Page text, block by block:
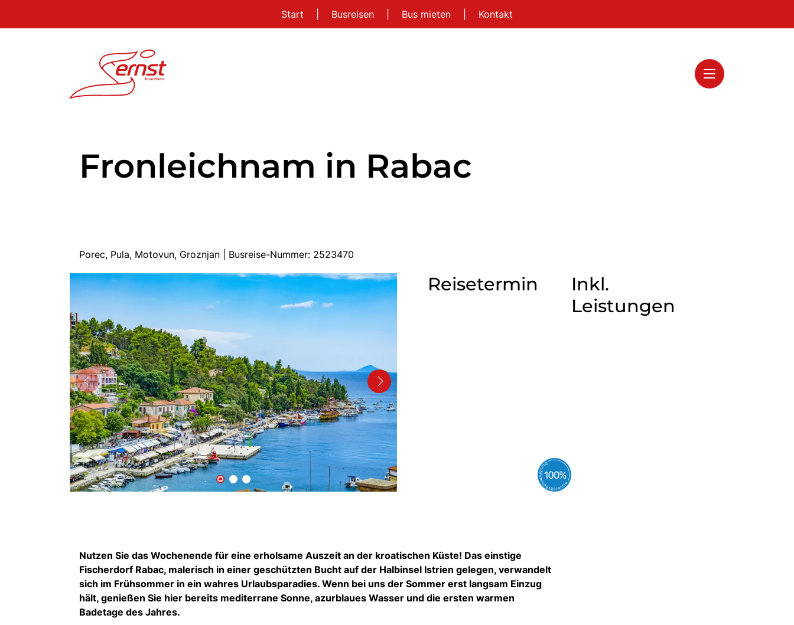
Start Busreisen Bus mieten Kontakt
Fronleichnam in Rabac
Porec, Pula, Motovun, Groznjan | Busreise-Nummer: 2523470
Reisetermin
Inkl.
Leistungen
Nutzen Sie das Wochenende für eine erholsame Auszeit an der kroatischen Küste! Das einstige
Fischerdorf Rabac, malerisch in einer geschützten Bucht auf der Halbinsel Istrien gelegen, verwandelt
sich im Frühsommer in ein wahres Urlaubsparadies. Wenn bei uns der Sommer erst langsam Einzug
hält, genießen Sie hier bereits mediterrane Sonne, azurblaues Wasser und die ersten warmen
Badetage des Jahres.